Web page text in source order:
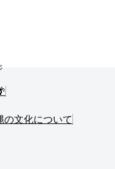
の文化について